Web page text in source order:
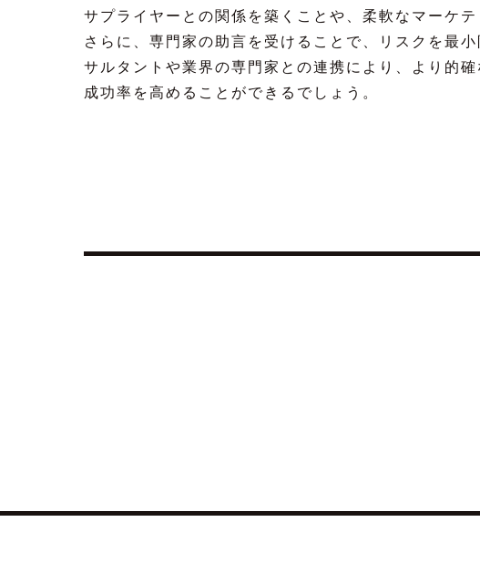
サプライヤーとの関係を築くことや、柔軟なマーケ
さらに、専門家の助言を受けることで、リスクを最
サルタントや業界の専門家との連携により、より的
成功率を高めることができるでしょう。